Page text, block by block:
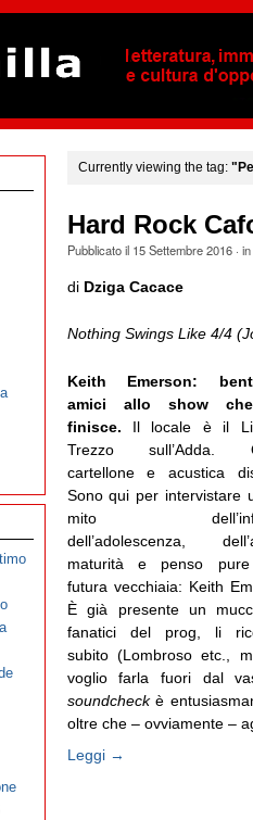
Currently viewing the tag:
Hard Rock
Pubblicato il 15 Settembre 2016· in
di Dziga Cacace
Nothing Swings Like 4/4
Keith Emerson:
amici allo show
finisce. Il locale è il
Trezzo sull’Adda.
cartellone e acustica
Sono qui per intervistare
mito
dell’adolescenza,
maturità e penso
futura vecchiaia: Keith
È già presente un
fanatici del prog, li
subito (Lombroso etc.,
voglio farla fuori dal
soundcheckè
oltre che – ovviamente –
Leggi →